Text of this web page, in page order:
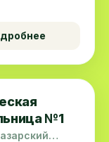
№1